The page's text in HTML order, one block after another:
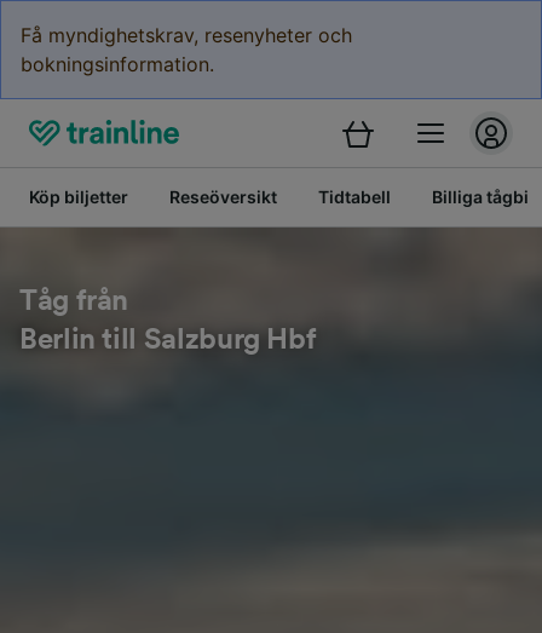
Få myndighetskrav, resenyheter och
bokningsinformation.
Köp biljetter Reseöversikt Tidtabell Billiga
Tåg från
Berlin till Salzburg Hbf